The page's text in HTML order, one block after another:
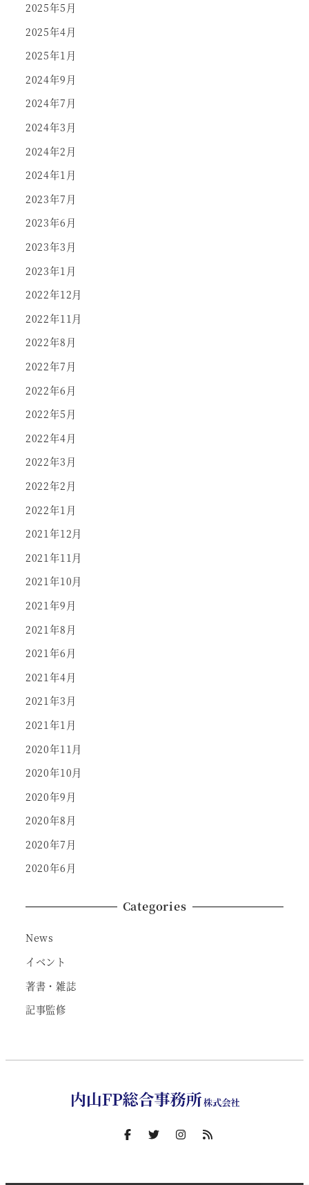
2025年5月
2025年4月
2025年1月
2024年9月
2024年7月
2024年3月
2024年2月
2024年1月
2023年7月
2023年6月
2023年3月
2023年1月
2022年12月
2022年11月
2022年8月
2022年7月
2022年6月
2022年5月
2022年4月
2022年3月
2022年2月
2022年1月
2021年12月
2021年11月
2021年10月
2021年9月
2021年8月
2021年6月
2021年4月
2021年3月
2021年1月
2020年11月
2020年10月
2020年9月
2020年8月
2020年7月
2020年6月
Categories
News
イベント
著書・雑誌
記事監修